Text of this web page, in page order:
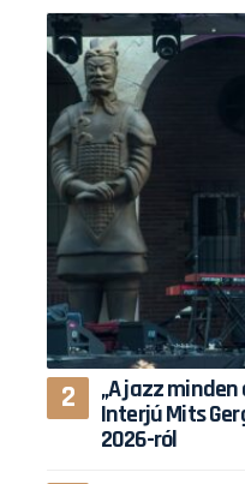
„A jazz
Interjú Mits
2026-ról